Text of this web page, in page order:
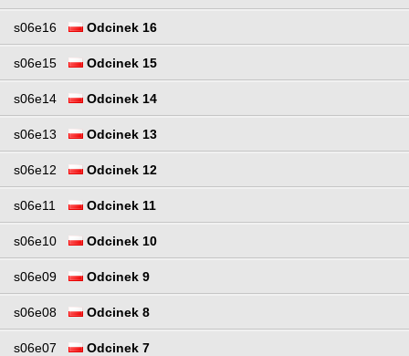
s06e16 Odcinek 16
s06e15 Odcinek 15
s06e14 Odcinek 14
s06e13 Odcinek 13
s06e12 Odcinek 12
s06e11 Odcinek 11
s06e10 Odcinek 10
s06e09 Odcinek 9
s06e08 Odcinek 8
s06e07 Odcinek 7